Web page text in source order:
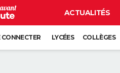
ACTUALITÉS
CONNECTER LYCÉES COLLÈGES